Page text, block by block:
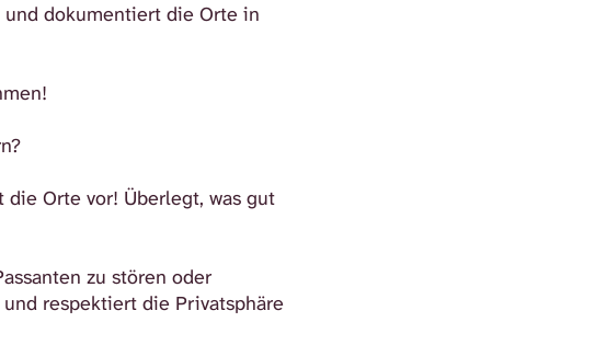
dokumentiert die Orte in
Orte vor! Überlegt, was gut
zu stören oder
respektiert die Privatsphäre